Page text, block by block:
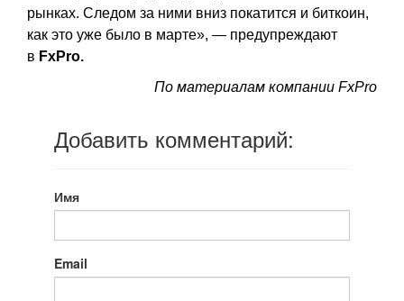
рынках. Следом за ними вниз покатится и биткоин,
как это уже было в марте», — предупреждают
в FxPro.
По материалам компании FxPro
Добавить комментарий:
Имя
Email